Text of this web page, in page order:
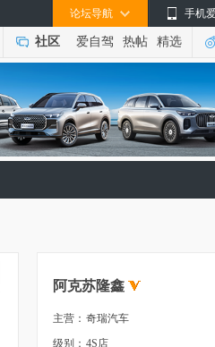
手机
论坛导航
社区 爱自驾 热帖 精选
阿克苏隆鑫
主营： 奇瑞汽车
级别： 4S店